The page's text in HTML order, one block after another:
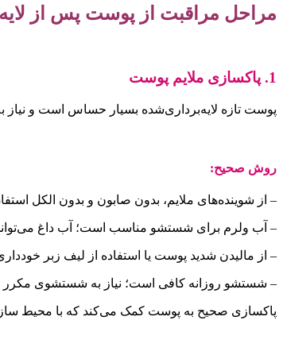
مراحل مراقبت از پوست پس از
1. پاکسازی ملایم پوست
پوست تازه لایه‌برداری‌شده بسیار حساس است و نیاز
روش صحیح:
– از شوینده‌های ملایم، بدون صابون و بدون الکل
– آب ولرم برای شستشو مناسب است؛ آب داغ
– از مالیدن شدید پوست یا استفاده از لیف زبر
– شستشو روزانه کافی است؛ نیاز به شستشوی مکرر
پاکسازی صحیح به پوست کمک می‌کند که با محیط